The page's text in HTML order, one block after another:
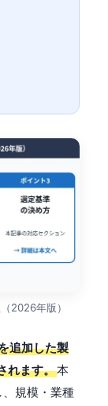
2026年版）
追加した製
れます。本
規模・業種